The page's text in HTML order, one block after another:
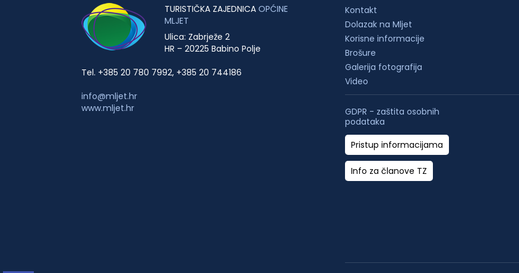
TURISTIČKA ZAJEDNICA OPĆINE
MLJET
Ulica: Zabrježe 2
HR – 20225 Babino Polje
Tel. +385 20 780 7992, +385 20 744186
info@mljet.hr
www.mljet.hr
Kontakt
Dolazak na Mljet
Korisne informacije
Brošure
Galerija fotografija
Video
GDPR - zaštita osobnih
podataka
Pristup informacijama
Info za članove TZ